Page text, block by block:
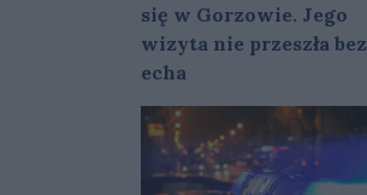
się w Gorzowie. Jego
wizyta nie przeszła bez
echa